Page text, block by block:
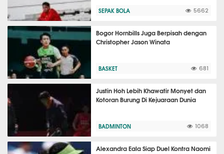
SEPAK BOLA 5662
Bogor Hornbills Juga Berpisah dengan
Christopher Jason Winata
BASKET 681
Justin Hoh Lebih Khawatir Monyet dan
Kotoran Burung Di Kejuaraan Dunia
BADMINTON 1068
Alexandra Eala Siap Duel Kontra Naomi